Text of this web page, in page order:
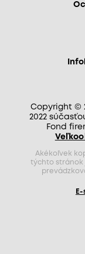
Copyright ©
2022
Fond
Akékoľvek
týchto stránok